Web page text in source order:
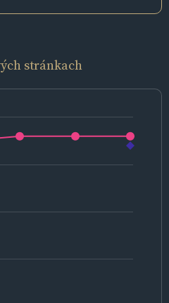
stránkach